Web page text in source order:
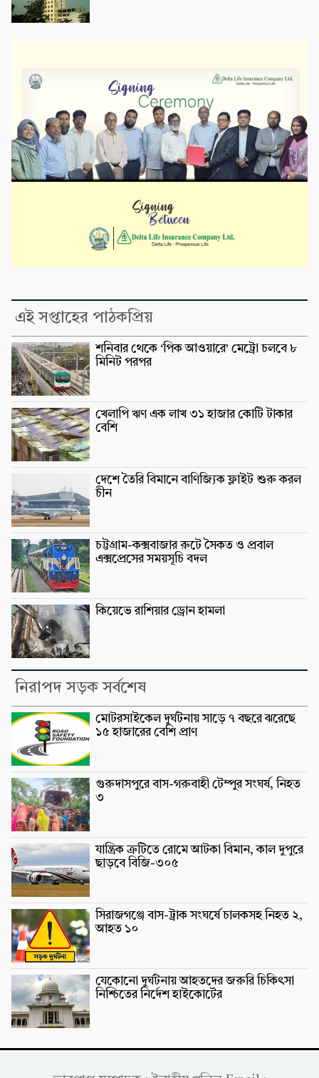
এই সপ্তাহের পাঠকপ্রিয়
শনিবার থেকে ‘পিক আওয়ারে’ মেট্রো চলবে ৮
মিনিট পরপর
খেলাপি ঋণ এক লাখ ৩১ হাজার কোটি টাকার
বেশি
দেশে তৈরি বিমানে বাণিজ্যিক ফ্লাইট শুরু করল
চীন
চট্টগ্রাম-কক্সবাজার রুটে সৈকত ও প্রবাল
এক্সপ্রেসের সময়সূচি বদল
কিয়েভে রাশিয়ার ড্রোন হামলা
নিরাপদ সড়ক সর্বশেষ
মোটরসাইকেল দুর্ঘটনায় সাড়ে ৭ বছরে ঝরেছে
১৫ হাজারের বেশি প্রাণ
গুরুদাসপুরে বাস-গরুবাহী টেম্পুর সংঘর্ষ, নিহত
৩
যান্ত্রিক ত্রুটিতে রোমে আটকা বিমান, কাল দুপুরে
ছাড়বে বিজি-৩০৫
সিরাজগঞ্জে বাস-ট্রাক সংঘর্ষে চালকসহ নিহত ২,
আহত ১০
যেকোনো দুর্ঘটনায় আহতদের জরুরি চিকিৎসা
নিশ্চিতের নির্দেশ হাইকোর্টের